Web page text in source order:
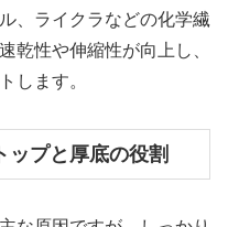
、ライクラなどの化学繊
乾性や伸縮性が向上し、
します。
ップと厚底の役割